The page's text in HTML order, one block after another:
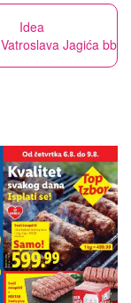
Idea
Jagića bb